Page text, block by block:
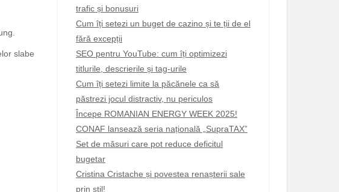
slabe
trafic și bonusuri
Cum îți setezi un buget de cazino și te ții de el
fără excepții
SEO pentru YouTube: cum îți optimizezi
titlurile, descrierile și tag-urile
Cum îți setezi limite la păcănele ca să
păstrezi jocul distractiv, nu periculos
Începe ROMANIAN ENERGY WEEK 2025!
CONAF lansează seria națională „SupraTAX”
Set de măsuri care pot reduce deficitul
bugetar
Cristina Cristache și povestea renașterii sale
prin stil!